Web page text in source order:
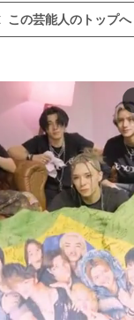
この芸能人のトップへ